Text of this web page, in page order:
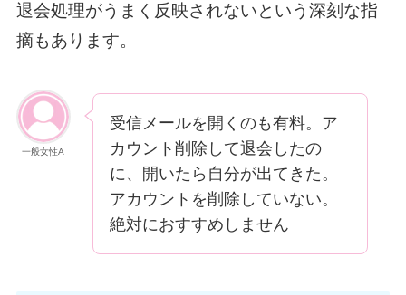
退会処理がうまく反映されないという深刻な指
摘もあります。
一般女性A
受信メールを開くのも有料。ア
カウント削除して退会したの
に、開いたら自分が出てきた。
アカウントを削除していない。
絶対におすすめしません